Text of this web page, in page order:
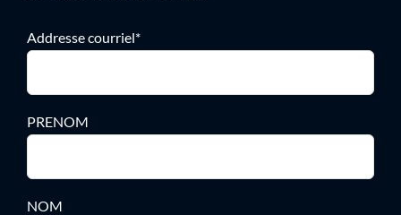
Addresse courriel*
PRENOM
NOM